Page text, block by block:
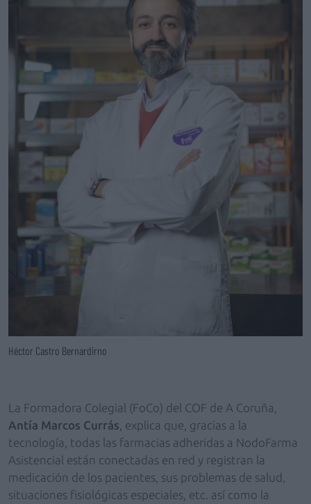
Héctor Castro Bernardirno
La Formadora Colegial (FoCo) del COF de A Coruña,
Antía Marcos Currás , explica que, gracias a la
tecnología, todas las farmacias adheridas a NodoFarma
Asistencial están conectadas en red y registran la
medicación de los pacientes, sus problemas de salud,
situaciones fisiológicas especiales, etc. así como la